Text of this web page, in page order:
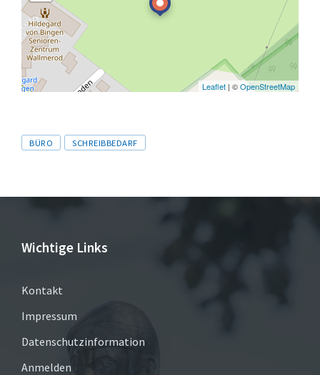
Leaflet | ©OpenStreetMap
Tags
BÜRO SCHREIBBEDARF
Wichtige Links
Kontakt
Impressum
Datenschutzinformation
Anmelden